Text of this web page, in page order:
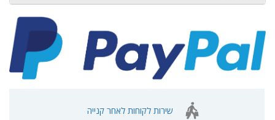
שירות לקוחות לאחר קנייה